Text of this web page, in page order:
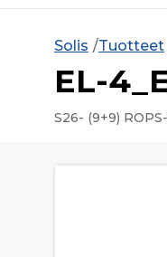
Solis Tuotteet
EL-
S26- (9+9)